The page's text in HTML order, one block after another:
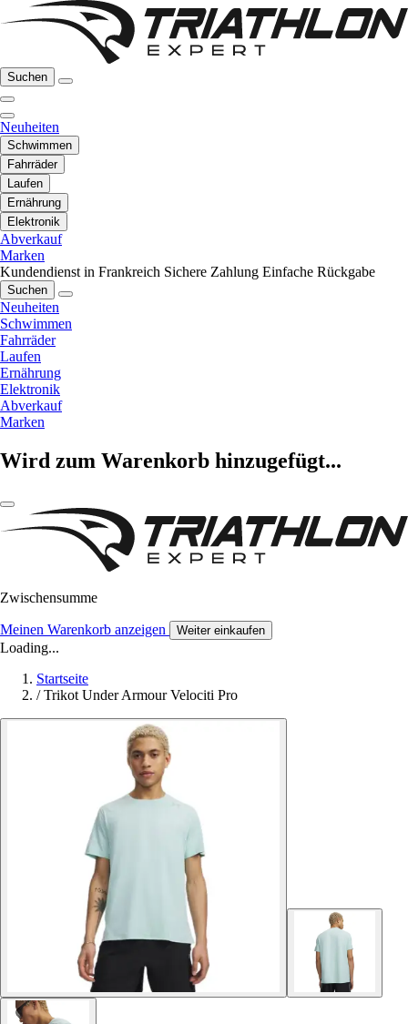
Suchen
Neuheiten
Schwimmen
Fahrräder
Laufen
Ernährung
Elektronik
Abverkauf
Marken
Kundendienst in Frankreich Sichere Zahlung Einfache Rückgabe
Suchen
Neuheiten
Schwimmen
Fahrräder
Laufen
Ernährung
Elektronik
Abverkauf
Marken
Wird zum Warenkorb hinzugefügt...
Zwischensumme
Meinen Warenkorb anzeigen Weiter einkaufen
Loading...
Startseite
/ Trikot Under Armour Velociti Pro